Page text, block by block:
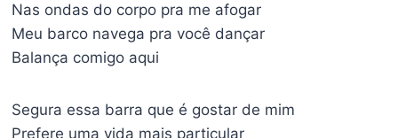
Nas ondas do corpo pra me afogar
Meu barco navega pra você dançar
Balança comigo aqui
Segura essa barra que é gostar de mim
Prefere uma vida mais particular